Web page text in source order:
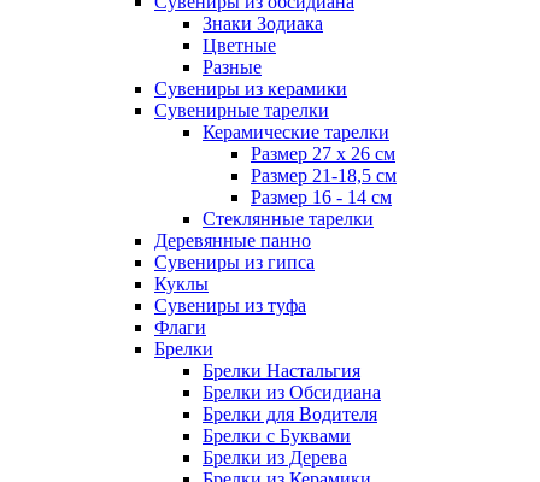
Знаки Зодиака
Цветные
Разные
Сувениры из керамики
Сувенирные тарелки
Керамические тарелки
Размер 27 х 26 см
Размер 21-18,5 см
Размер 16 - 14 см
Стеклянные тарелки
Деревянные панно
Сувениры из гипса
Куклы
Сувениры из туфа
Флаги
Брелки
Брелки Настальгия
Брелки из Обсидиана
Брелки для Водителя
Брелки с Буквами
Брелки из Дерева